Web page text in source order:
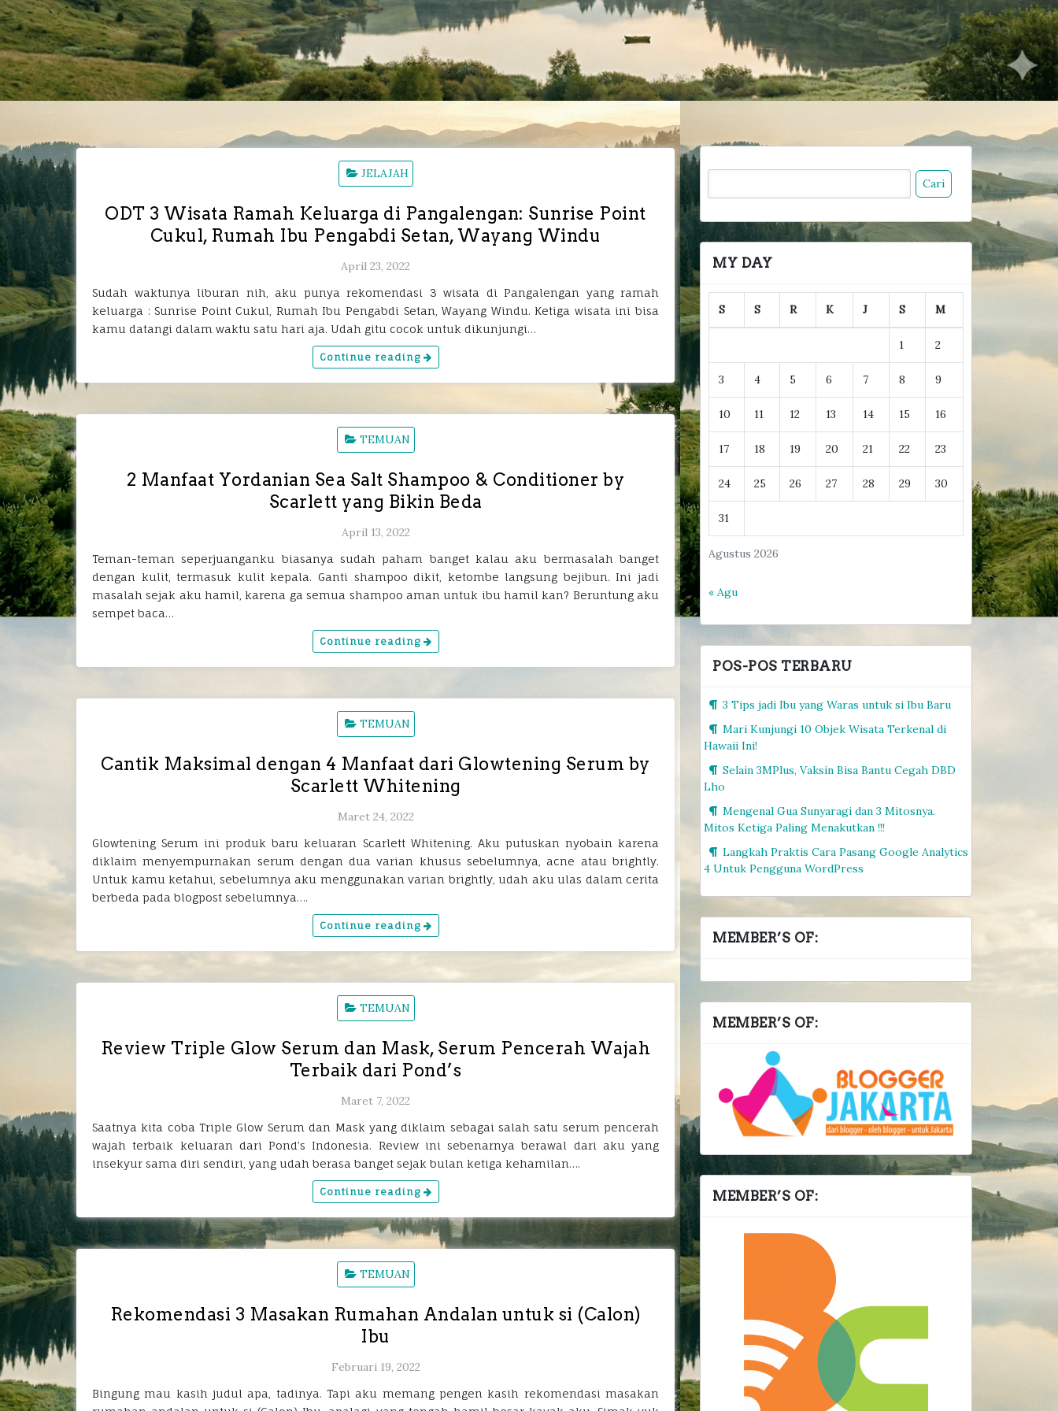
JELAJAH
ODT 3 Wisata Ramah Keluarga di Pangalengan: Sunrise Point
Cukul, Rumah Ibu Pengabdi Setan, Wayang Windu
April 23, 2022
Sudah waktunya liburan nih, aku punya rekomendasi 3 wisata di Pangalengan yang ramah
keluarga : Sunrise Point Cukul, Rumah Ibu Pengabdi Setan, Wayang Windu. Ketiga wisata ini bisa
kamu datangi dalam waktu satu hari aja. Udah gitu cocok untuk dikunjungi…
Continue reading
TEMUAN
2 Manfaat Yordanian Sea Salt Shampoo & Conditioner by
Scarlett yang Bikin Beda
April 13, 2022
Teman-teman seperjuanganku biasanya sudah paham banget kalau aku bermasalah banget
dengan kulit, termasuk kulit kepala. Ganti shampoo dikit, ketombe langsung bejibun. Ini jadi
masalah sejak aku hamil, karena ga semua shampoo aman untuk ibu hamil kan? Beruntung aku
sempet baca…
Continue reading
TEMUAN
Cantik Maksimal dengan 4 Manfaat dari Glowtening Serum by
Scarlett Whitening
Maret 24, 2022
Glowtening Serum ini produk baru keluaran Scarlett Whitening. Aku putuskan nyobain karena
diklaim menyempurnakan serum dengan dua varian khusus sebelumnya, acne atau brightly.
Untuk kamu ketahui, sebelumnya aku menggunakan varian brightly, udah aku ulas dalam cerita
berbeda pada blogpost sebelumnya….
Continue reading
TEMUAN
Review Triple Glow Serum dan Mask, Serum Pencerah Wajah
Terbaik dari Pond’s
Maret 7, 2022
Saatnya kita coba Triple Glow Serum dan Mask yang diklaim sebagai salah satu serum pencerah
wajah terbaik keluaran dari Pond’s Indonesia. Review ini sebenarnya berawal dari aku yang
insekyur sama diri sendiri, yang udah berasa banget sejak bulan ketiga kehamilan….
Continue reading
TEMUAN
Rekomendasi 3 Masakan Rumahan Andalan untuk si (Calon)
Ibu
Februari 19, 2022
Bingung mau kasih judul apa, tadinya. Tapi aku memang pengen kasih rekomendasi masakan
Cari
MY DAY
Agustus 2026
S S R K J S M
1 2
3 4 5 6 7 8 9
10 11 12 13 14 15 16
17 18 19 20 21 22 23
24 25 26 27 28 29 30
31
« Agu
POS-POS TERBARU
3 Tips jadi Ibu yang Waras untuk si Ibu Baru
Mari Kunjungi 10 Objek Wisata Terkenal di
Hawaii Ini!
Selain 3MPlus, Vaksin Bisa Bantu Cegah DBD
Lho
Mengenal Gua Sunyaragi dan 3 Mitosnya.
Mitos Ketiga Paling Menakutkan !!!
Langkah Praktis Cara Pasang Google Analytics
4 Untuk Pengguna WordPress
MEMBER’S OF:
MEMBER’S OF:
MEMBER’S OF: